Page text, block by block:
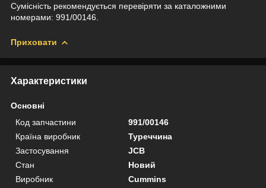
Сумісність рекомендується перевіряти за каталожними
номерами: 991/00146.
Приховати
Характеристики
Основні
Код запчастини
991/00146
Країна виробник
Туреччина
Застосування
JCB
Стан
Новий
Виробник
Cummins